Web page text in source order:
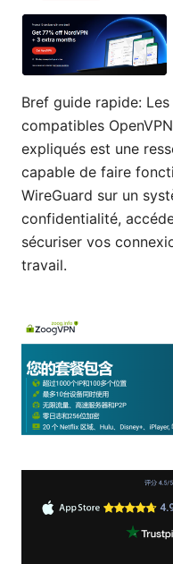
Bref guide rapide:
compatibles
expliqués est une
capable de faire
WireGuard sur un
confidentialité,
sécuriser vos
travail.